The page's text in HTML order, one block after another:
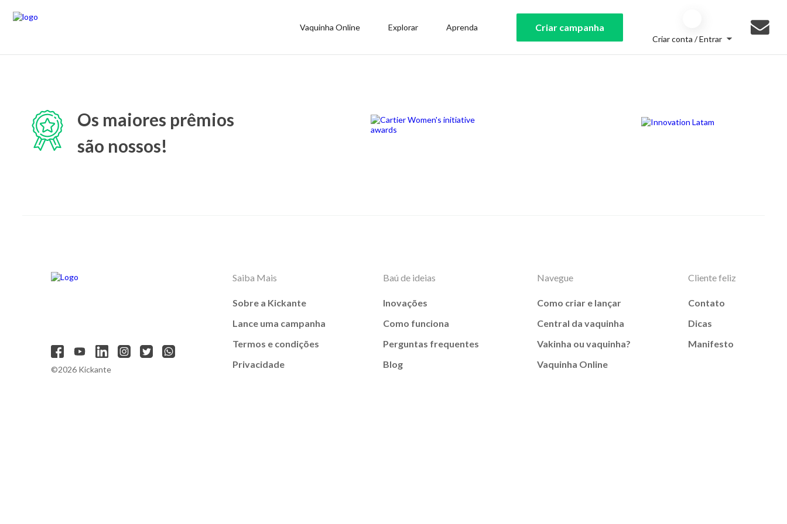
Vaquinha Online Explorar Aprenda Criar campanha
Criar conta / Entrar
Os maiores prêmios
são nossos!
©2026 Kickante
Saiba Mais
Sobre a Kickante
Lance uma campanha
Termos e condições
Privacidade
Baú de ideias
Inovações
Como funciona
Perguntas frequentes
Blog
Navegue
Como criar e lançar
Central da vaquinha
Vakinha ou vaquinha?
Vaquinha Online
Cliente feliz
Contato
Dicas
Manifesto